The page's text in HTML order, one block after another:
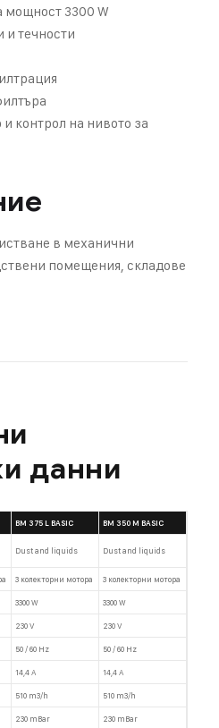
мощност 3300 W
и течности
контрол на нивото за
в механични
помещения, складове
данни
BM 375 L BASIC BM 350 M BASIC
Dust and liquids Dust and liquids
3 колекторни мотора 3 колекторни мотора
3300 W 3300 W
230 V 230 V
50 / 60 Hz 50 / 60 Hz
14,4 A 14,4 A
510 m3/h 510 m3/h
230 mBar 230 mBar